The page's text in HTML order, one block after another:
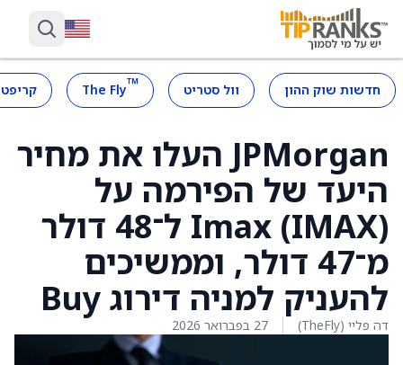
חדשות שוק ההון וול סטריט ™
The Fly
JPMorgan העלו את מחיר
היעד של הפירמה על
Imax (IMAX) ל־48 דולר
מ־47 דולר, וממשיכים
להעניק למניה דירוג Buy
דה פליי (TheFly) 27 בפברואר 2026